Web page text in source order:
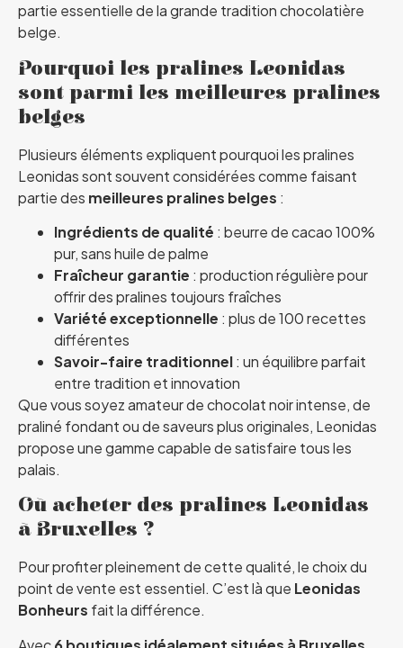
partie essentielle de la grande tradition chocolatière
belge.
Pourquoi les pralines Leonidas
sont parmi les meilleures pralines
belges
Plusieurs éléments expliquent pourquoi les pralines
Leonidas sont souvent considérées comme faisant
partie des meilleures pralines belges :
Ingrédients de qualité : beurre de cacao 100%
pur, sans huile de palme
Fraîcheur garantie : production régulière pour
offrir des pralines toujours fraîches
Variété exceptionnelle : plus de 100 recettes
différentes
Savoir-faire traditionnel: un équilibre parfait
entre tradition et innovation
Que vous soyez amateur de chocolat noir intense, de
praliné fondant ou de saveurs plus originales, Leonidas
propose une gamme capable de satisfaire tous les
palais.
Où acheter des pralines Leonidas
à Bruxelles ?
Pour profiter pleinement de cette qualité, le choix du
point de vente est essentiel. C’est là que Leonidas
Bonheurs fait la différence.